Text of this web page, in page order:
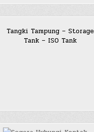
Tangki Tampung – Storage
Tank – ISO Tank